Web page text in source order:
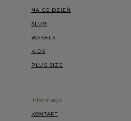
NA CO DZIEŃ
ŚLUB
WESELE
KIDS
PLUS SIZE
Informacje
KONTAKT